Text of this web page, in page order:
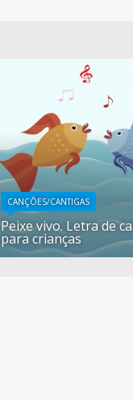
CANÇÕES/CANTIGAS
Peixe vivo. Letra de
para crianças